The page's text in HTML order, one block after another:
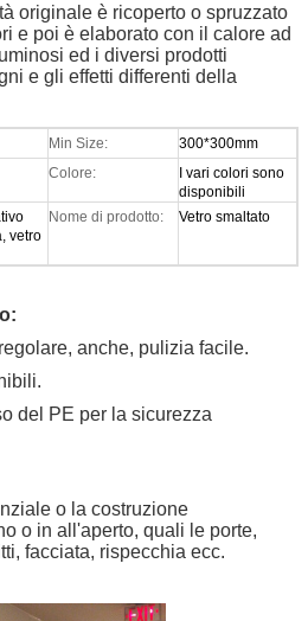
originale è ricoperto o spruzzato
e poi è elaborato con il calore ad
ed i diversi prodotti
e gli effetti differenti della
Min Size:
300*300mm
Colore:
I vari colori sono
disponibili
vetro
Nome di prodotto: Vetro smaltato
anche, pulizia facile.
del PE per la sicurezza
o la costruzione
o in all'aperto, quali le porte,
facciata, rispecchia ecc.